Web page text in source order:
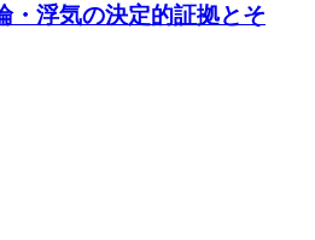
・浮気の決定的証拠とそ